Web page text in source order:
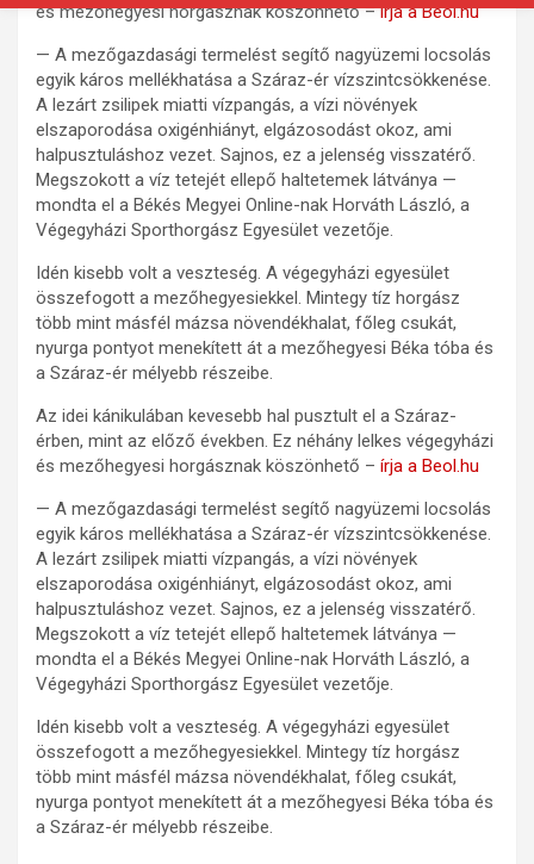
és mezőhegyesi horgásznak köszönhető –írja a Beol.hu
— A mezőgazdasági termelést segítő nagyüzemi locsolás
egyik káros mellékhatása a Száraz-ér vízszintcsökkenése.
A lezárt zsilipek miatti vízpangás, a vízi növények
elszaporodása oxigénhiányt, elgázosodást okoz, ami
halpusztuláshoz vezet. Sajnos, ez a jelenség visszatérő.
Megszokott a víz tetejét ellepő haltetemek látványa —
mondta el a Békés Megyei Online-nak Horváth László, a
Végegyházi Sporthorgász Egyesület vezetője.
Idén kisebb volt a veszteség. A végegyházi egyesület
összefogott a mezőhegyesiekkel. Mintegy tíz horgász
több mint másfél mázsa növendékhalat, főleg csukát,
nyurga pontyot menekített át a mezőhegyesi Béka tóba és
a Száraz-ér mélyebb részeibe.
Az idei kánikulában kevesebb hal pusztult el a Száraz-
érben, mint az előző években. Ez néhány lelkes végegyházi
és mezőhegyesi horgásznak köszönhető – írja a Beol.hu
— A mezőgazdasági termelést segítő nagyüzemi locsolás
egyik káros mellékhatása a Száraz-ér vízszintcsökkenése.
A lezárt zsilipek miatti vízpangás, a vízi növények
elszaporodása oxigénhiányt, elgázosodást okoz, ami
halpusztuláshoz vezet. Sajnos, ez a jelenség visszatérő.
Megszokott a víz tetejét ellepő haltetemek látványa —
mondta el a Békés Megyei Online-nak Horváth László, a
Végegyházi Sporthorgász Egyesület vezetője.
Idén kisebb volt a veszteség. A végegyházi egyesület
összefogott a mezőhegyesiekkel. Mintegy tíz horgász
több mint másfél mázsa növendékhalat, főleg csukát,
nyurga pontyot menekített át a mezőhegyesi Béka tóba és
a Száraz-ér mélyebb részeibe.